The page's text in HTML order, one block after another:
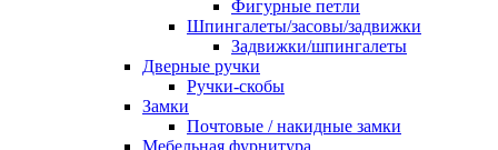
Фигурные петли
Шпингалеты/засовы/задвижки
Задвижки/шпингалеты
Дверные ручки
Ручки-скобы
Замки
Почтовые / накидные замки